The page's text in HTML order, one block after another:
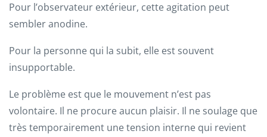
Pour l’observateur extérieur, cette agitation peut
sembler anodine.
Pour la personne qui la subit, elle est souvent
insupportable.
Le problème est que le mouvement n’est pas
volontaire. Il ne procure aucun plaisir. Il ne soulage que
très temporairement une tension interne qui revient